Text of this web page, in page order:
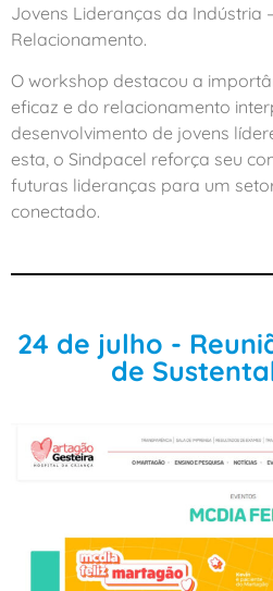
Jovens Lideranças da Indústria
Relacionamento.
O workshop destacou a
eficaz e do relacionamento
desenvolvimento de jovens
esta, o Sindpacel reforça seu
futuras lideranças para um
conectado.
24 de julho -
de